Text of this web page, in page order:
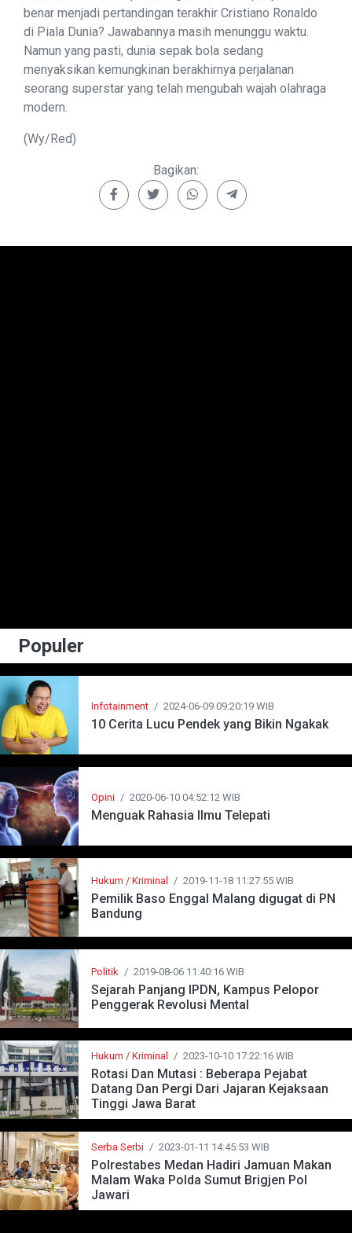
benar menjadi pertandingan terakhir Cristiano Ronaldo
di Piala Dunia? Jawabannya masih menunggu waktu.
Namun yang pasti, dunia sepak bola sedang
menyaksikan kemungkinan berakhirnya perjalanan
seorang superstar yang telah mengubah wajah olahraga
modern.
(Wy/Red)
Bagikan:
Populer
Infotainment / 2024-06-09 09:20:19 WIB
10 Cerita Lucu Pendek yang Bikin Ngakak
Opini / 2020-06-10 04:52:12 WIB
Menguak Rahasia Ilmu Telepati
Hukum / Kriminal / 2019-11-18 11:27:55 WIB
Pemilik Baso Enggal Malang digugat di PN
Bandung
Politik / 2019-08-06 11:40:16 WIB
Sejarah Panjang IPDN, Kampus Pelopor
Penggerak Revolusi Mental
Hukum / Kriminal / 2023-10-10 17:22:16 WIB
Rotasi Dan Mutasi : Beberapa Pejabat
Datang Dan Pergi Dari Jajaran Kejaksaan
Tinggi Jawa Barat
Serba Serbi / 2023-01-11 14:45:53 WIB
Polrestabes Medan Hadiri Jamuan Makan
Malam Waka Polda Sumut Brigjen Pol
Jawari